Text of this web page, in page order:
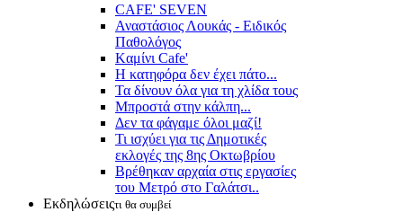
CAFE' SEVEN
Αναστάσιος Λουκάς - Ειδικός
Παθολόγος
Kαμίνι Cafe'
Η κατηφόρα δεν έχει πάτο...
Τα δίνουν όλα για τη χλίδα τους
Μπροστά στην κάλπη...
Δεν τα φάγαμε όλοι μαζί!
Τι ισχύει για τις Δημοτικές
εκλογές της 8ης Οκτωβρίου
Βρέθηκαν αρχαία στις εργασίες
του Μετρό στο Γαλάτσι..
Εκδηλώσειςτι θα συμβεί